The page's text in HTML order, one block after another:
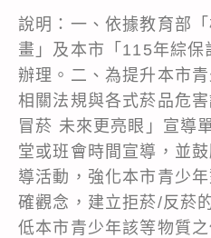
說明：一、依據教育部
畫」及本市「115年綜保
辦理。二、為提升本市
相關法規與各式菸品危
冒菸 未來更亮眼」宣導
堂或班會時間宣導，並
導活動，強化本市青少
確觀念，建立拒菸/反菸
低本市青少年該等物質